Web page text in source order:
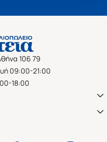
106 79
09:00-21:00
18:00